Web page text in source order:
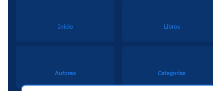
Inicio Libros
Autores Categorías